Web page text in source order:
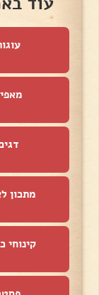
מתכון
קינוחי